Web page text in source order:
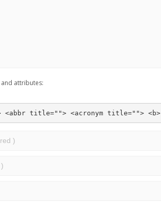
and attributes:
title=""> <acronym title=""> <b>